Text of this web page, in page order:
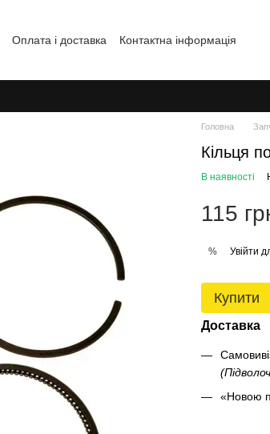
Оплата і доставка
Контактна інформація
Головна
Кільця
В наявності
115
% Увійти
Купити
Доставка
«Новою